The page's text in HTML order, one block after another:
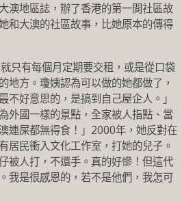
澳地區誌，辦了香港的第一間社區故
和大澳的社區故事，比她原本的傳得
只有每個月定期要交租，或是從口袋
地方。瓊姨認為可以做的她都做了，
不好意思的，是搞到自己屋企人。」
外國一樣的景點，全家被人指點、當
連屎都無得食！」2000年，她反對在
居民衝入文化工作室，打她的兒子。
被人打，不還手。真的好慘！但這代
我是很感恩的，若不是他們，我怎可